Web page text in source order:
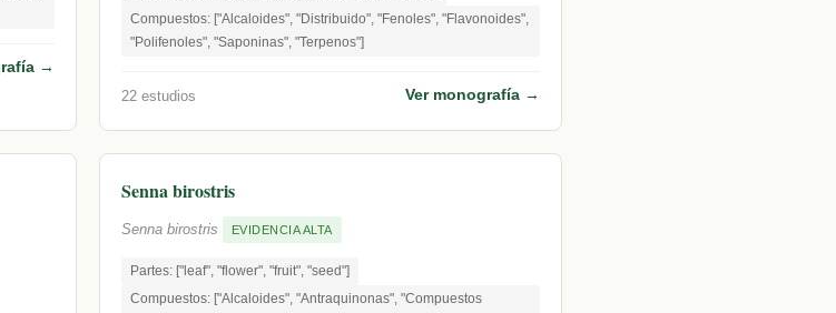
→
Compuestos: ["Alcaloides", "Distribuido", "Fenoles", "Flavonoides",
"Polifenoles", "Saponinas", "Terpenos"]
22 estudios Ver monografía →
Senna birostris
Senna birostris EVIDENCIA ALTA
Partes: ["leaf", "flower", "fruit", "seed"]
Compuestos: ["Alcaloides", "Antraquinonas", "Compuestos